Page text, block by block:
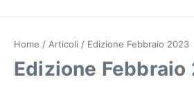
Home / Articoli / Edizione Febbraio 2023
Edizione Febbraio